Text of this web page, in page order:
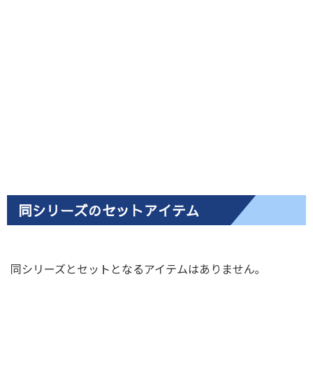
同シリーズのセットアイテム
同シリーズとセットとなるアイテムはありません｡